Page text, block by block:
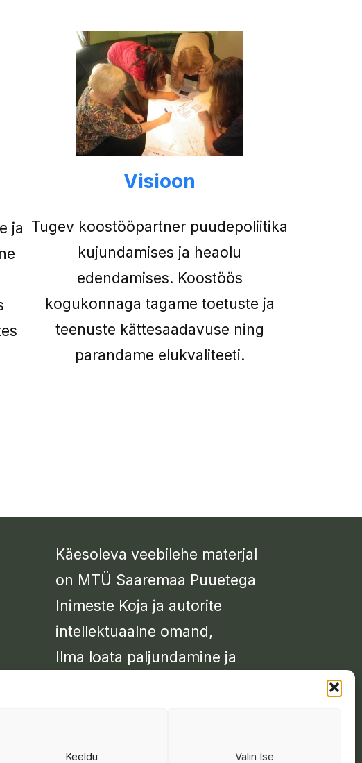
Keeldu Valin Ise
ja
Visioon
Tugev koostööpartner puudepoliitika
kujundamises ja heaolu
edendamises. Koostöös
kogukonnaga tagame toetuste ja
teenuste kättesaadavuse ning
parandame elukvaliteeti.
Käesoleva veebilehe materjal
on MTÜ Saaremaa Puuetega
Inimeste Koja ja autorite
intellektuaalne omand,
Ilma loata paljundamine ja